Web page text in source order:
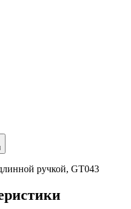
ручкой, GT043